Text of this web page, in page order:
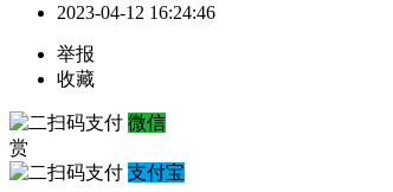
2023-04-12 16:24:46
举报
收藏
微信
赏
支付宝